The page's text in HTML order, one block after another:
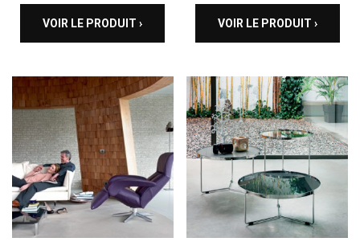
VOIR LE PRODUIT › VOIR LE PRODUIT ›